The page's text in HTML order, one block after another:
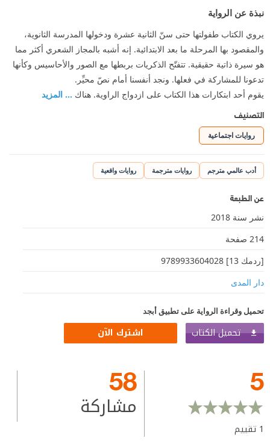
نبذة عن الرواية
يروي الكتاب طفولتها حتى سنّ الثانية عشرة ودخولها المدرسة الثانوية،
والمقصود بها المرحلة ما بعد الابتدائية. إنه أشبه بالمجاز الشعري أكثر مما
هو سيرة ذاتية حقيقية. تتفتّح الذكريات بربطها مع الصور والأحاسيس وكأنها
تدعونا للمشاركة في فعلها. ونجد أنفسنا أمام نصّ محيِّر.
يقوم أحد ابتكارات هذا الكتاب على ازدواج الراوية. هناك ... المزيد
التصنيف
روايات اجتماعية
أدب عالمي مترجم روايات مترجمة روايات واقعية
عن الطبعة
نشر سنة 2018
214 صفحة
[ردمك 13] 9789933604028
دار المدى
تحميل وقراءة الرواية على تطبيق أبجد
تحميل الكتاب اشترك الآن
5
1 تقييم
58
مشاركة